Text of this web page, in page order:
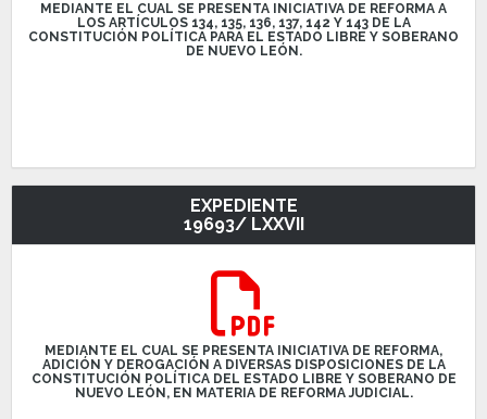
MEDIANTE EL CUAL SE PRESENTA INICIATIVA DE REFORMA A
LOS ARTÍCULOS 134, 135, 136, 137, 142 Y 143 DE LA
CONSTITUCIÓN POLÍTICA PARA EL ESTADO LIBRE Y SOBERANO
DE NUEVO LEÓN.
EXPEDIENTE
19693/ LXXVII
MEDIANTE EL CUAL SE PRESENTA INICIATIVA DE REFORMA,
ADICIÓN Y DEROGACIÓN A DIVERSAS DISPOSICIONES DE LA
CONSTITUCIÓN POLÍTICA DEL ESTADO LIBRE Y SOBERANO DE
NUEVO LEÓN, EN MATERIA DE REFORMA JUDICIAL.